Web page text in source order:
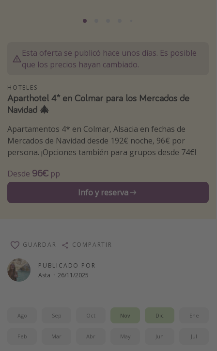
Tailandia
Albania
Camping
Glamping
Viajes en tren
Viajar sola como mujer
Ofertas para Vacaciones Activas
Viajes para singles
Escapadas románticas
Cruceros por el Mediterráneo
Hoteles más hot de España
Esta oferta se publicó hace unos días. Es posible
que los precios hayan cambiado.
HOTELES
Aparthotel 4* en Colmar para los Mercados de
Navidad 🎄
Apartamentos 4* en Colmar, Alsacia en fechas de
Mercados de Navidad desde 192€ noche, 96€ por
persona. ¡Opciones también para grupos desde 74€!
Desde 96€ pp
Info y reserva
PUBLICADO POR
Asta · 26/11/2025
GUARDAR COMPARTIR
Ago Sep Oct Nov Dic Ene
Feb Mar Abr May Jun Jul